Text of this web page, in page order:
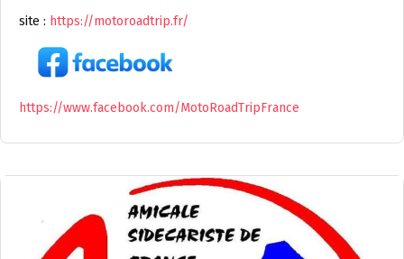
site : https://motoroadtrip.fr/
https://www.facebook.com/MotoRoadTripFrance